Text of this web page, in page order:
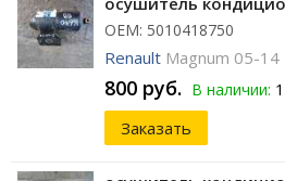
ОЕМ: 5010418750
Renault Magnum 05-14
800 руб. В наличии:
Заказать